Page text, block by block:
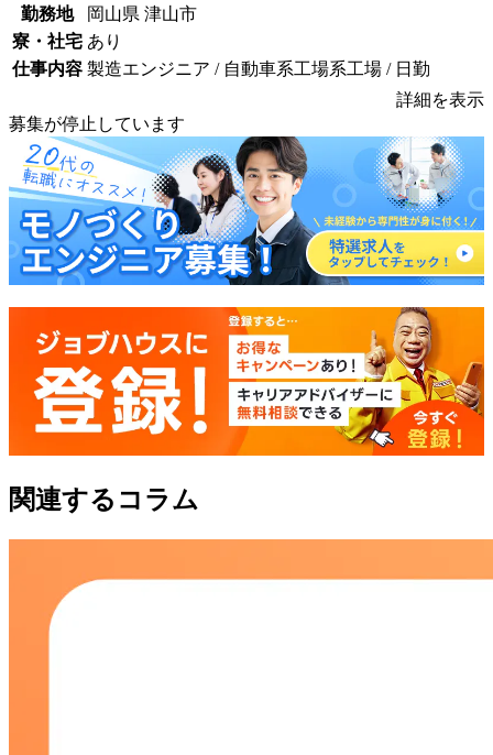
勤務地
岡山県 津山市
寮・社宅 あり
仕事内容 製造エンジニア / 自動車系工場系工場 / 日勤
詳細を表示
募集が停止しています
関連するコラム